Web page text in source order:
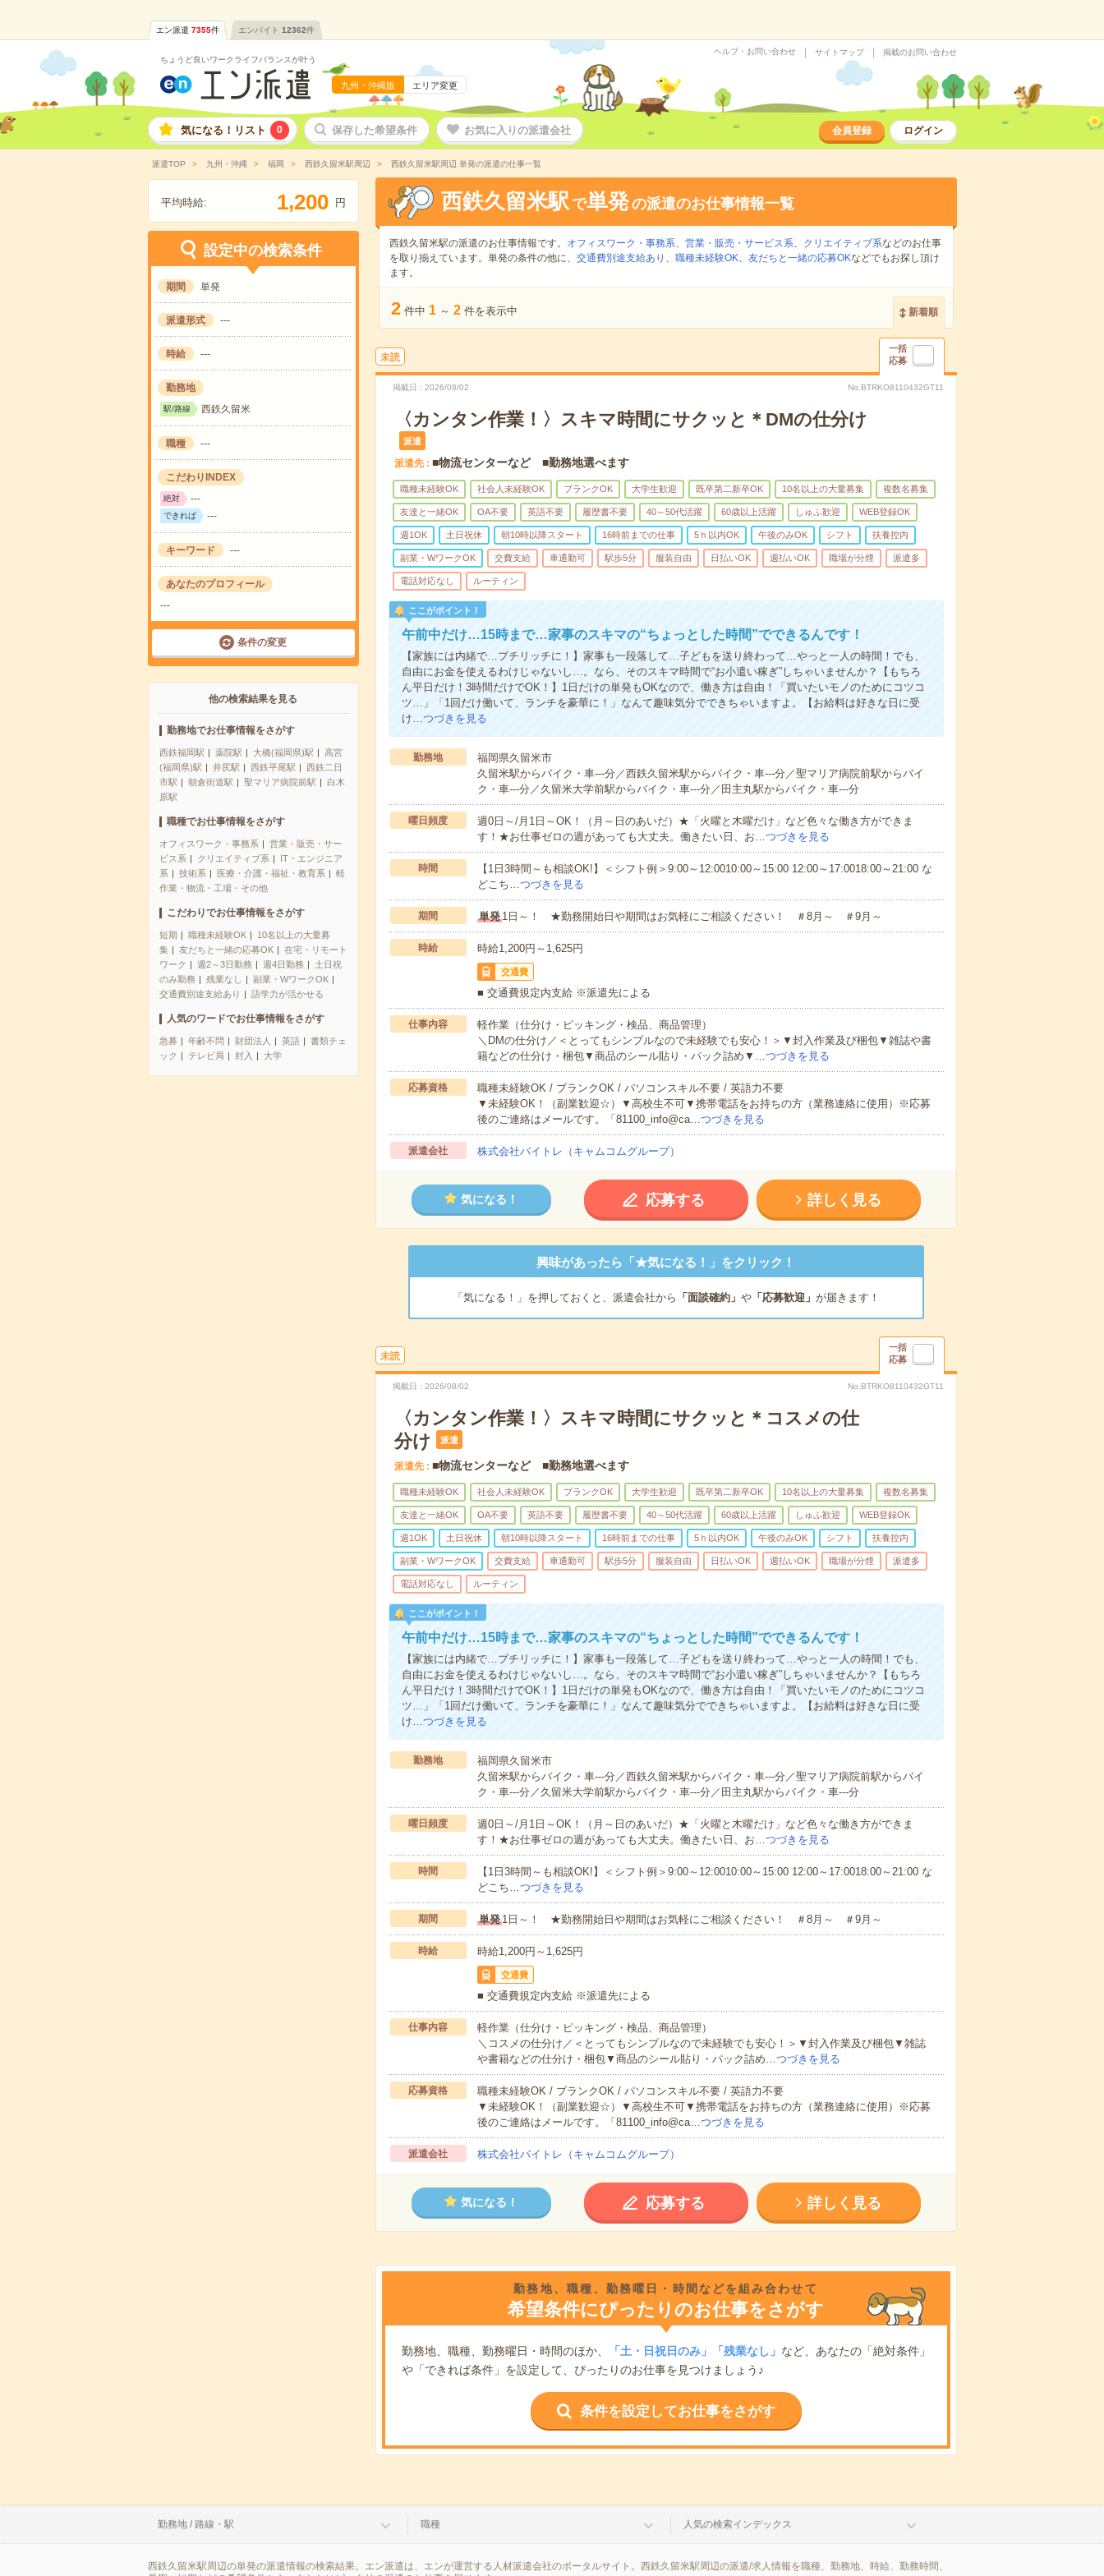
エン派遣 7355件 エンバイト 12362件
ちょうど良いワークライフバランスが叶う
九州・沖縄版 エリア変更
ヘルプ・お問い合わせ サイトマップ 掲載のお問い合わせ
気になる！リスト 0 保存した希望条件 お気に入りの派遣会社 会員登録 ログイン
派遣TOP 九州・沖縄 福岡 西鉄久留米駅周辺 西鉄久留米駅周辺 単発の派遣の仕事一覧
平均時給: 1,200 円
設定中の検索条件
期間 単発
派遣形式 ---
時給 ---
勤務地
駅/路線 西鉄久留米
職種 ---
こだわりINDEX
絶対 ---
できれば ---
キーワード ---
あなたのプロフィール
---
条件の変更
他の検索結果を見る
勤務地でお仕事情報をさがす
西鉄福岡駅 薬院駅 大橋(福岡県)駅
高宮
(福岡県)駅
井尻駅 西鉄平尾駅
西鉄二日
市駅
朝倉街道駅 聖マリア病院前駅
白木
原駅
職種でお仕事情報をさがす
オフィスワーク・事務系
営業・販売・サー
ビス系
クリエイティブ系
IT・エンジニア
系
技術系 医療・介護・福祉・教育系
軽
作業・物流・工場・その他
こだわりでお仕事情報をさがす
短期 職種未経験OK
10名以上の大量募
集
友だちと一緒の応募OK
在宅・リモート
ワーク
週2～3日勤務 週4日勤務
土日祝
のみ勤務
残業なし
副業・WワークOK
交通費別途支給あり
語学力が活かせる
人気のワードでお仕事情報をさがす
急募 年齢不問 財団法人 英語
書類チェ
ック
テレビ局 封入 大学
西鉄久留米駅 で単発の派遣のお仕事情報一覧
西鉄久留米駅の派遣のお仕事情報です。 オフィスワーク・事務系、 営業・販売・サービス系、 クリエイティブ系などのお仕事
を取り揃えています。単発の条件の他に、 交通費別途支給あり 、 職種未経験OK、 友だちと一緒の応募OKなどでもお探し頂け
ます。
2 件中 1 ～ 2 件を表示中 新着順
未読
一括
応募
掲載日 2026/08/02 No.BTRKO8110432GT11
〈カンタン作業！〉スキマ時間にサクッと＊DMの仕分け
派遣
派遣先 ■物流センターなど ■勤務地選べます
職種未経験OK 社会人未経験OK ブランクOK 大学生歓迎 既卒第二新卒OK 10名以上の大量募集 複数名募集
友達と一緒OK OA不要 英語不要 履歴書不要 40～50代活躍 60歳以上活躍 しゅふ歓迎 WEB登録OK
週1OK 土日祝休 朝10時以降スタート 16時前までの仕事 5ｈ以内OK 午後のみOK シフト 扶養控内
副業・WワークOK 交費支給 車通勤可 駅歩5分 服装自由 日払いOK 週払いOK 職場が分煙 派遣多
電話対応なし ルーティン
ここがポイント！
午前中だけ…15時まで…家事のスキマの“ちょっとした時間”でできるんです！
【家族には内緒で…プチリッチに！】家事も一段落して…子どもを送り終わって…やっと一人の時間！でも、
自由にお金を使えるわけじゃないし…。なら、そのスキマ時間で“お小遣い稼ぎ”しちゃいませんか？【もちろ
ん平日だけ！3時間だけでOK！】1日だけの単発もOKなので、働き方は自由！「買いたいモノのためにコツコ
ツ…」「1回だけ働いて、ランチを豪華に！」なんて趣味気分でできちゃいますよ。【お給料は好きな日に受
け…つづきを見る
勤務地
福岡県久留米市
久留米駅からバイク・車---分／西鉄久留米駅からバイク・車---分／聖マリア病院前駅からバイ
ク・車---分／久留米大学前駅からバイク・車---分／田主丸駅からバイク・車---分
曜日頻度
週0日～/月1日～OK！（月～日のあいだ）★「火曜と木曜だけ」など色々な働き方ができま
す！★お仕事ゼロの週があっても大丈夫。働きたい日、お…つづきを見る
時間
【1日3時間～も相談OK!】＜シフト例＞9:00～12:0010:00～15:00 12:00～17:0018:00～21:00 な
どこち…つづきを見る
期間 単発1日～！ ★勤務開始日や期間はお気軽にご相談ください！ ＃8月～ ＃9月～
時給 時給1,200円～1,625円
交通費
■ 交通費規定内支給 ※派遣先による
仕事内容
軽作業（仕分け・ピッキング・検品、商品管理）
＼DMの仕分け／＜とってもシンプルなので未経験でも安心！＞▼封入作業及び梱包▼雑誌や書
籍などの仕分け・梱包▼商品のシール貼り・パック詰め▼…つづきを見る
応募資格
職種未経験OK / ブランクOK / パソコンスキル不要 / 英語力不要
▼未経験OK！（副業歓迎☆）▼高校生不可▼携帯電話をお持ちの方（業務連絡に使用）※応募
後のご連絡はメールです。「81100_info@ca…つづきを見る
派遣会社 株式会社バイトレ（キャムコムグループ）
気になる！ 応募する 詳しく見る
興味があったら「★気になる！」をクリック！
「気になる！」を押しておくと、派遣会社から 「面談確約」 や「応募歓迎」 が届きます！
未読
一括
応募
掲載日 2026/08/02 No.BTRKO8110432GT11
〈カンタン作業！〉スキマ時間にサクッと＊コスメの仕
分け
派遣
派遣先 ■物流センターなど ■勤務地選べます
職種未経験OK 社会人未経験OK ブランクOK 大学生歓迎 既卒第二新卒OK 10名以上の大量募集 複数名募集
友達と一緒OK OA不要 英語不要 履歴書不要 40～50代活躍 60歳以上活躍 しゅふ歓迎 WEB登録OK
週1OK 土日祝休 朝10時以降スタート 16時前までの仕事 5ｈ以内OK 午後のみOK シフト 扶養控内
副業・WワークOK 交費支給 車通勤可 駅歩5分 服装自由 日払いOK 週払いOK 職場が分煙 派遣多
電話対応なし ルーティン
ここがポイント！
午前中だけ…15時まで…家事のスキマの“ちょっとした時間”でできるんです！
【家族には内緒で…プチリッチに！】家事も一段落して…子どもを送り終わって…やっと一人の時間！でも、
自由にお金を使えるわけじゃないし…。なら、そのスキマ時間で“お小遣い稼ぎ”しちゃいませんか？【もちろ
ん平日だけ！3時間だけでOK！】1日だけの単発もOKなので、働き方は自由！「買いたいモノのためにコツコ
ツ…」「1回だけ働いて、ランチを豪華に！」なんて趣味気分でできちゃいますよ。【お給料は好きな日に受
け…つづきを見る
勤務地
福岡県久留米市
久留米駅からバイク・車---分／西鉄久留米駅からバイク・車---分／聖マリア病院前駅からバイ
ク・車---分／久留米大学前駅からバイク・車---分／田主丸駅からバイク・車---分
曜日頻度
週0日～/月1日～OK！（月～日のあいだ）★「火曜と木曜だけ」など色々な働き方ができま
す！★お仕事ゼロの週があっても大丈夫。働きたい日、お…つづきを見る
時間
【1日3時間～も相談OK!】＜シフト例＞9:00～12:0010:00～15:00 12:00～17:0018:00～21:00 な
どこち…つづきを見る
期間 単発1日～！ ★勤務開始日や期間はお気軽にご相談ください！ ＃8月～ ＃9月～
時給 時給1,200円～1,625円
交通費
■ 交通費規定内支給 ※派遣先による
仕事内容
軽作業（仕分け・ピッキング・検品、商品管理）
＼コスメの仕分け／＜とってもシンプルなので未経験でも安心！＞▼封入作業及び梱包▼雑誌
や書籍などの仕分け・梱包▼商品のシール貼り・パック詰め…つづきを見る
応募資格
職種未経験OK / ブランクOK / パソコンスキル不要 / 英語力不要
▼未経験OK！（副業歓迎☆）▼高校生不可▼携帯電話をお持ちの方（業務連絡に使用）※応募
後のご連絡はメールです。「81100_info@ca…つづきを見る
派遣会社 株式会社バイトレ（キャムコムグループ）
気になる！ 応募する 詳しく見る
勤務地、職種、勤務曜日・時間などを組み合わせて
希望条件にぴったりのお仕事をさがす
勤務地、職種、勤務曜日・時間のほか、 「土・日祝日のみ」「残業なし」 など、あなたの「絶対条件」
や「できれば条件」を設定して、ぴったりのお仕事を見つけましょう♪
条件を設定してお仕事をさがす
勤務地 / 路線・駅 職種 人気の検索インデックス
西鉄久留米駅周辺の単発の派遣情報の検索結果。エン派遣は、エンが運営する人材派遣会社のポータルサイト。西鉄久留米駅周辺の派遣/求人情報を職種、勤務地、時給、勤務時間、